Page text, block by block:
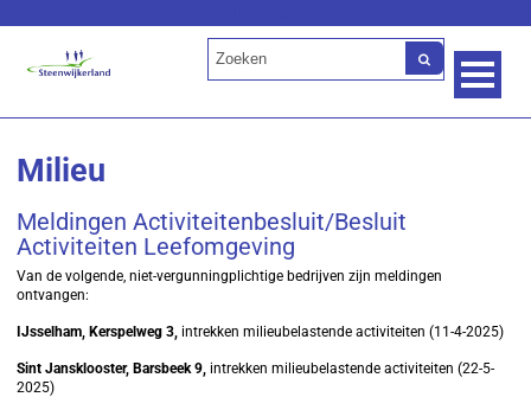
Milieu
Meldingen Activiteitenbesluit/Besluit
Activiteiten Leefomgeving
Van de volgende, niet-vergunningplichtige bedrijven zijn meldingen
ontvangen:
IJsselham, Kerspelweg 3, intrekken milieubelastende activiteiten (11-4-2025)
Sint Jansklooster, Barsbeek 9, intrekken milieubelastende activiteiten (22-5-
2025)